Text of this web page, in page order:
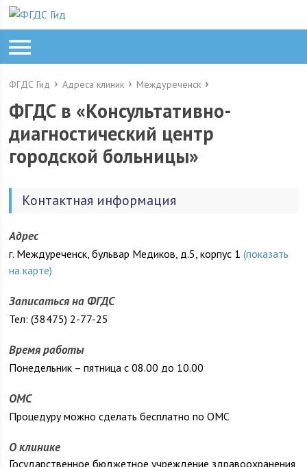
ФГДС Гид Адреса клиник Междуреченск
ФГДС в «Консультативно-
диагностический центр
городской больницы»
Контактная информация
Адрес
г. Междуреченск, бульвар Медиков, д.5, корпус 1(показать
на карте)
Записаться на ФГДС
Тел: (38475) 2-77-25
Время работы
Понедельник – пятница с 08.00 до 10.00
ОМС
Процедуру можно сделать бесплатно по ОМС
О клинике
Государственное бюджетное учреждение здравоохранения